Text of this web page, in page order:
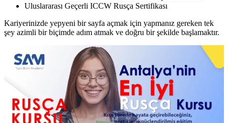
Uluslararası Geçerli ICCW Rusça Sertifikası
Kariyerinizde yepyeni bir sayfa açmak için yapmanız gereken tek
şey azimli bir biçimde adım atmak ve doğru bir şekilde başlamaktır.